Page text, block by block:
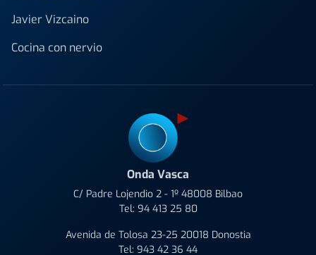
Javier Vizcaino
Cocina con nervio
Onda Vasca
C/ Padre Lojendio 2 - 1º 48008 Bilbao
Tel: 94 413 25 80
Avenida de Tolosa 23-25 20018 Donostia
Tel: 943 42 36 44